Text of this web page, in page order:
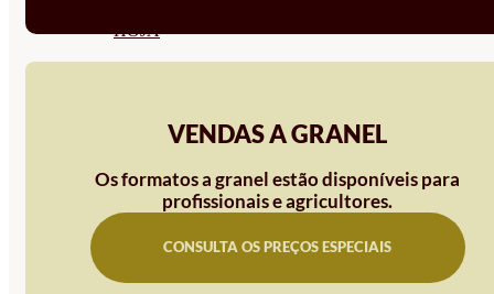
HOJA
COMESTIBLES
SEMILLAS TRADICIONALES
SEMILLAS BRASICAS
VENDAS A GRANEL
Os formatos a granel estão disponíveis para
profissionais e agricultores.
CONSULTA OS PREÇOS ESPECIAIS